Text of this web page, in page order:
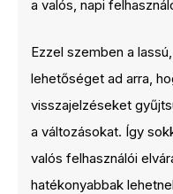
a valós, napi
Ezzel szemben a
lehetőséget ad arra,
visszajelzéseket
a változásokat. Így
valós felhasználói
hatékonyabbak